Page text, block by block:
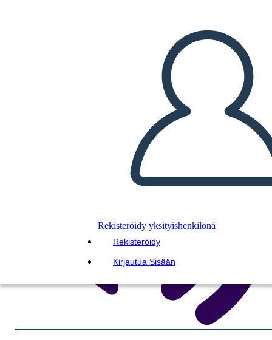
Rekisteröidy yksityishenkilönä
Rekisteröidy
Kirjautua Sisään
LUO KUVAKÄSIKIRJOITUS
TOISTA DIAESITYS
LUE MINULLE